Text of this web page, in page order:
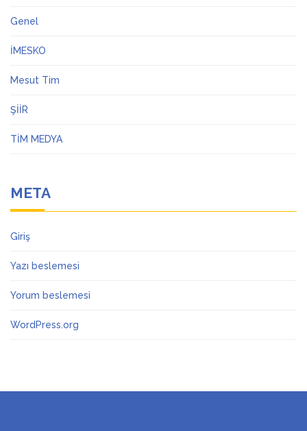
Genel
İMESKO
Mesut Tim
ŞİİR
TİM MEDYA
META
Giriş
Yazı beslemesi
Yorum beslemesi
WordPress.org